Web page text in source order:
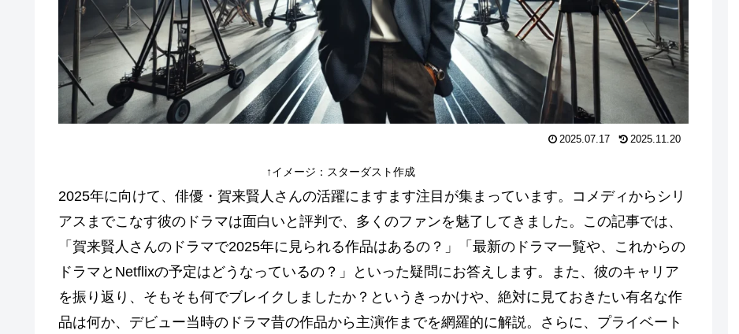
2025.07.17 2025.11.20
↑イメージ：スターダスト作成
2025年に向けて、俳優・賀来賢人さんの活躍にますます注目が集まっています。コメディからシリ
アスまでこなす彼のドラマは面白いと評判で、多くのファンを魅了してきました。この記事では、
「賀来賢人さんのドラマで2025年に見られる作品はあるの？」「最新のドラマ一覧や、これからの
ドラマとNetflixの予定はどうなっているの？」といった疑問にお答えします。また、彼のキャリア
を振り返り、そもそも何でブレイクしましたか？というきっかけや、絶対に見ておきたい有名な作
品は何か、デビュー当時のドラマ昔の作品から主演作までを網羅的に解説。さらに、プライベート